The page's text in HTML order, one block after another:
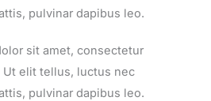
pulvinar dapibus leo.
sit amet, consectetur
elit tellus, luctus nec
pulvinar dapibus leo.